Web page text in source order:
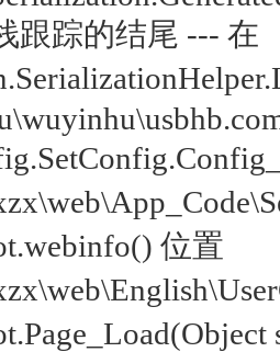
跟踪的结尾 --- 在
位置